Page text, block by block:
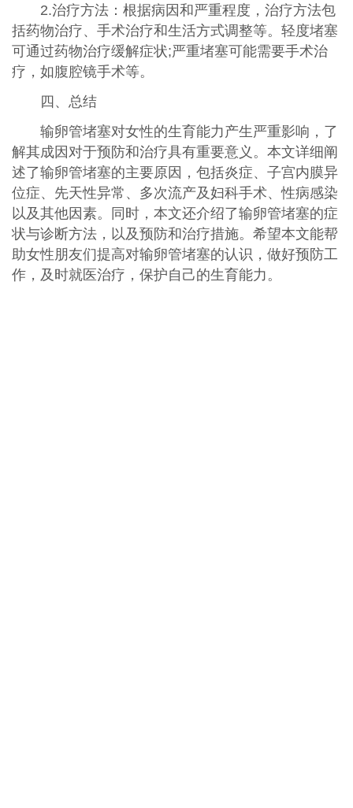
2.治疗方法：根据病因和严重程度，治疗方法包
括药物治疗、手术治疗和生活方式调整等。轻度堵塞
可通过药物治疗缓解症状;严重堵塞可能需要手术治
疗，如腹腔镜手术等。
四、总结
输卵管堵塞对女性的生育能力产生严重影响，了
解其成因对于预防和治疗具有重要意义。本文详细阐
述了输卵管堵塞的主要原因，包括炎症、子宫内膜异
位症、先天性异常、多次流产及妇科手术、性病感染
以及其他因素。同时，本文还介绍了输卵管堵塞的症
状与诊断方法，以及预防和治疗措施。希望本文能帮
助女性朋友们提高对输卵管堵塞的认识，做好预防工
作，及时就医治疗，保护自己的生育能力。